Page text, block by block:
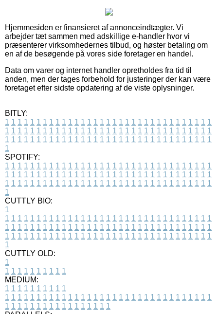
Hjemmesiden er finansieret af annonceindtægter. Vi
arbejder tæt sammen med adskillige e-handler hvor vi
præsenterer virksomhedernes tilbud, og høster betaling om
en af de besøgende på vores side foretager en handel.
Data om varer og internet handler opretholdes fra tid til
anden, men der tages forbehold for justeringer der kan være
foretaget efter sidste opdatering af de viste oplysninger.
BITLY:
1 1 1 1 1 1 1 1 1 1 1 1 1 1 1 1 1 1 1 1 1 1 1 1 1 1 1 1 1 1 1 1 1
1 1 1 1 1 1 1 1 1 1 1 1 1 1 1 1 1 1 1 1 1 1 1 1 1 1 1 1 1 1 1 1 1
1 1 1 1 1 1 1 1 1 1 1 1 1 1 1 1 1 1 1 1 1 1 1 1 1 1 1 1 1 1 1 1 1
1
SPOTIFY:
1 1 1 1 1 1 1 1 1 1 1 1 1 1 1 1 1 1 1 1 1 1 1 1 1 1 1 1 1 1 1 1 1
1 1 1 1 1 1 1 1 1 1 1 1 1 1 1 1 1 1 1 1 1 1 1 1 1 1 1 1 1 1 1 1 1
1 1 1 1 1 1 1 1 1 1 1 1 1 1 1 1 1 1 1 1 1 1 1 1 1 1 1 1 1 1 1 1 1
1
CUTTLY BIO:
1
1 1 1 1 1 1 1 1 1 1 1 1 1 1 1 1 1 1 1 1 1 1 1 1 1 1 1 1 1 1 1 1 1
1 1 1 1 1 1 1 1 1 1 1 1 1 1 1 1 1 1 1 1 1 1 1 1 1 1 1 1 1 1 1 1 1
1 1 1 1 1 1 1 1 1 1 1 1 1 1 1 1 1 1 1 1 1 1 1 1 1 1 1 1 1 1 1 1 1
1
CUTTLY OLD:
1
1 1 1 1 1 1 1 1 1 1
MEDIUM:
1 1 1 1 1 1 1 1 1 1
1 1 1 1 1 1 1 1 1 1 1 1 1 1 1 1 1 1 1 1 1 1 1 1 1 1 1 1 1 1 1 1 1
1 1 1 1 1 1 1 1 1 1 1 1 1 1 1 1 1